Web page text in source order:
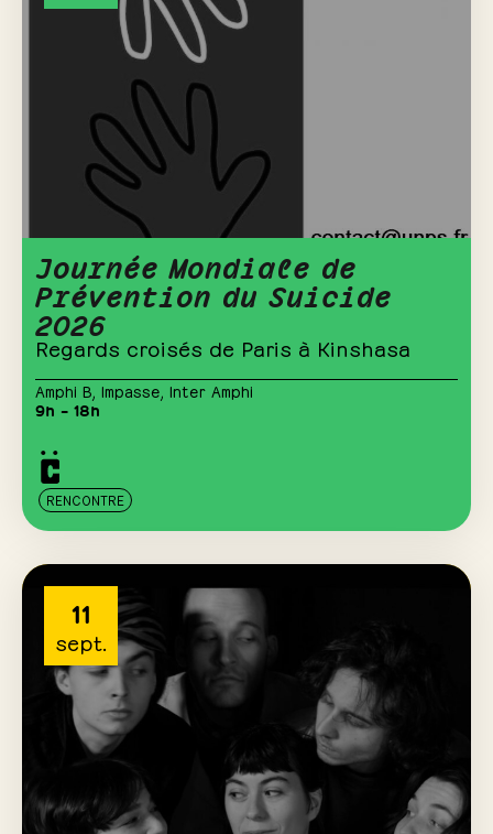
Journée Mondiale de
Prévention du Suicide
2026
Regards croisés de Paris à Kinshasa
Amphi B Impasse Inter Amphi
9h – 18h
RENCONTRE
11
sept.